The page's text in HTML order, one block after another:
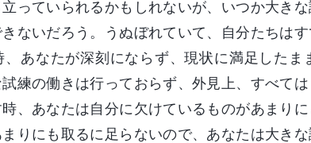
っていられるかもしれないが、いつか大き
ないだろう。うぬぼれていて、自分たちは
、あなたが深刻にならず、現状に満足した
練の働きは行っておらず、外見上、すべて
、あなたは自分に欠けているものがあまり
りにも取るに足らないので、あなたは大き